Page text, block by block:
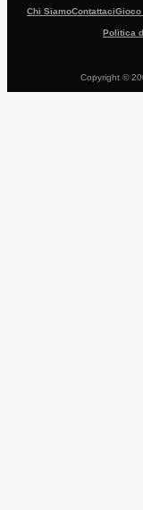
Chi SiamoContattaciGioco
Politica
Copyright ©